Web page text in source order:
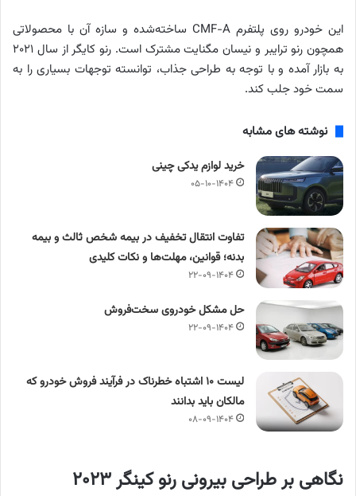
این خودرو روی پلتفرم CMF-A ساخته‌شده و سازه آن با محصولاتی
همچون رنو ترایبر و نیسان مگنایت مشترک است. رنو کایگر از سال ۲۰۲۱
به بازار آمده و با توجه به طراحی جذاب، توانسته توجهات بسیاری را به
سمت خود جلب کند.
نوشته های مشابه
خرید لوازم یدکی چینی
۰۵-۱۰-۱۴۰۴
تفاوت انتقال تخفیف در بیمه شخص ثالث و بیمه
بدنه؛ قوانین، مهلت‌ها و نکات کلیدی
۲۲-۰۹-۱۴۰۴
حل مشکل خودروی سخت‌فروش
۲۲-۰۹-۱۴۰۴
لیست ۱۰ اشتباه خطرناک در فرآیند فروش خودرو که
مالکان باید بدانند
۰۸-۰۹-۱۴۰۴
نگاهی بر طراحی بیرونی رنو کینگر ۲۰۲۳